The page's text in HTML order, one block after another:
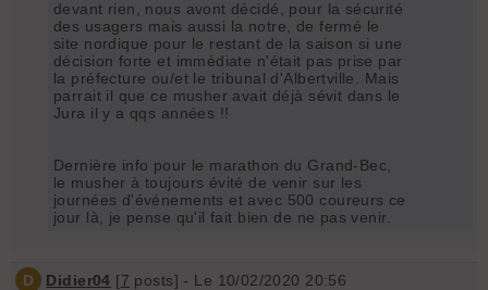
devant rien, nous avont décidé, pour la sécurité
des usagers mais aussi la notre, de fermé le
site nordique pour le restant de la saison si une
décision forte et immédiate n'était pas prise par
la préfecture ou/et le tribunal d'Albertville. Mais
parrait il que ce musher avait déjà sévit dans le
Jura il y a qqs années !!
Dernière info pour le marathon du Grand-Bec,
le musher à toujours évité de venir sur les
journées d'événements et avec 500 coureurs ce
jour là, je pense qu'il fait bien de ne pas venir.
D Didier04 [7 posts] - Le 10/02/2020 20:56